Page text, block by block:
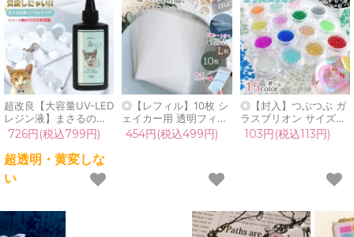
超改良【大容量UV-LED
レジン液】まさるの涙
ver.03 超透明 70g 初心
者 作家 コーティング
ハード 黄変しない 高品
質 クリア 猫 UVレジン
液 安い おすすめ
726円(税込799円)
超透明・黄変しな
い
◎【レフィル】10枚 シ
ェイカー用 透明フィル
ム L判 セット 透明シー
ト カシャカシャ 専用
ャカ レジン クラフト
454円(税込499円)
◎【封入】つぶつぶ ガ
ラスブリオン サイズ
mix レジン封入素材 オ
ーロラ 封入パーツ ガラ
カラフル キラキラ 手芸
103円(税込113円)